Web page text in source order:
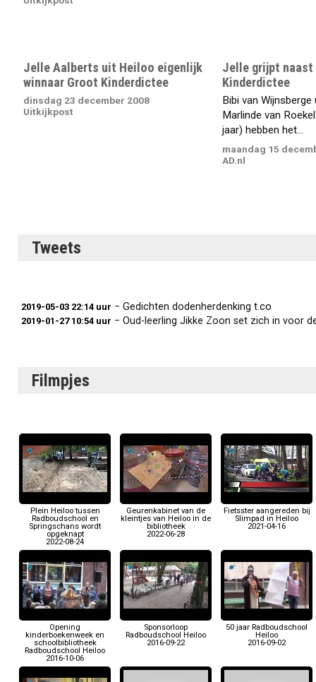
Jelle Aalberts uit Heiloo eigenlijk
winnaar Groot Kinderdictee
dinsdag 23 december 2008
Uitkijkpost
Jelle grijpt
Kinderdictee
Bibi van
Marlinde van
jaar) hebben het...
maandag 15
AD.nl
Tweets
2019-05-03 22:14 uur − Gedichten dodenherdenking t.co
2019-01-27 10:54 uur − Oud-leerling Jikke Zoon set zich in voor
Filmpjes
Plein Heiloo tussen
Radboudschool en
Springschans wordt
opgeknapt
2022-08-24
Geurenkabinet van de
kleintjes van Heiloo in de
bibliotheek
2022-06-28
Fietsster aangereden bij
Slimpad in Heiloo
2021-04-16
Opening
kinderboekenweek en
schoolbibliotheek
Radboudschool Heiloo
2016-10-06
Sponsorloop
Radboudschool Heiloo
2016-09-22
50 jaar Radboudschool
Heiloo
2016-09-02